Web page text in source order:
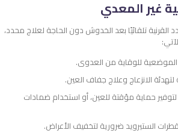
غير المعدي
القرنية تلقائيًا بعد الخدوش دون الحاجة لعلاج محدد،
الموضعية للوقاية من العدوى.
الانزعاج وعلاج جفاف العين.
حماية مؤقتة للعين، أو استخدام ضمادات
الستيرويد ضرورية لتخفيف الأعراض.